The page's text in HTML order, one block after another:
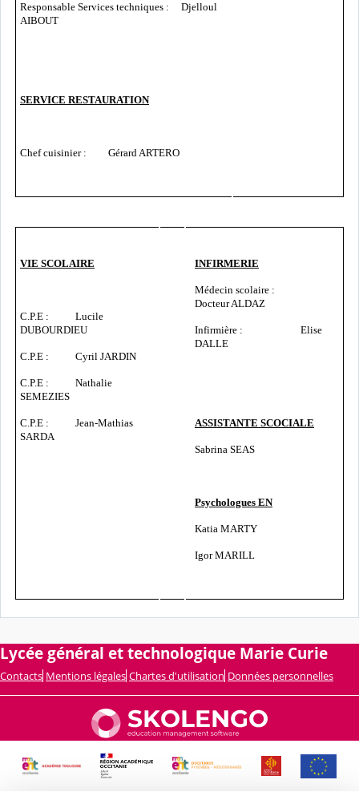
Responsable Services techniques : Djelloul
AIBOUT
SERVICE RESTAURATION
Chef cuisinier : Gérard ARTERO
VIE SCOLAIRE
C.P.E : Lucile
DUBOURDIEU
C.P.E : Cyril JARDIN
C.P.E : Nathalie
SEMEZIES
C.P.E : Jean-Mathias
SARDA
INFIRMERIE
Médecin scolaire :
Docteur ALDAZ
Infirmière : Elise
DALLE
ASSISTANTE SCOCIALE
Sabrina SEAS
Psychologues EN
Katia MARTY
Igor MARILL
Lycée général et technologique Marie Curie
Contacts Mentions légales Chartes d'utilisation Données personnelles